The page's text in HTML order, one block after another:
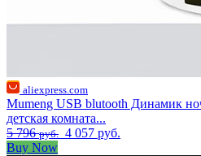
aliexpress.com
Mumeng USB blutooth Динамик
детская комната...
5 796руб. 4 057 руб.
Buy Now